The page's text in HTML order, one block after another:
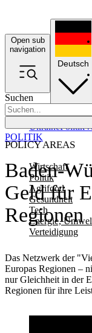
Open sub
navigation
Suchen
POLICY AREAS
Wirtschaft
Politik
Agrifood
Gesundheit
Tech
Energie,
Verteidigung
UkrainePolitik
Deutsch
Baden-
Geld für
Regionen
Das Netzwerk der
Europas Regionen –
nur Gleichheit in der
Regionen für ihre
POLITIK